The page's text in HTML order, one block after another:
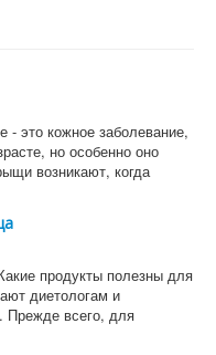
это кожное заболевание,
но особенно оно
возникают, когда
продукты полезны для
диетологам и
Прежде всего, для